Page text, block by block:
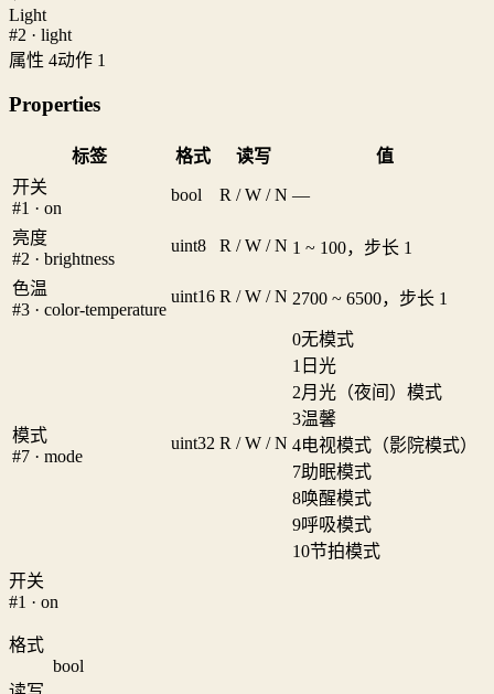
Light
#2 · light
属性 4动作 1
Properties
标签 格式 读写
值
开关
#1 · on
bool R / W / N —
亮度
#2 · brightness
uint8 R / W / N 1 ~ 100，步长 1
色温
#3 · color-temperature
uint16 R / W / N 2700 ~ 6500，步长 1
模式
#7 · mode
uint32 R / W / N
0无模式
1 日光
2月光（夜间）模式
3温馨
4电视模式（影院模式）
7助眠模式
8唤醒模式
9呼吸模式
10节拍模式
开关
#1 · on
格式
bool